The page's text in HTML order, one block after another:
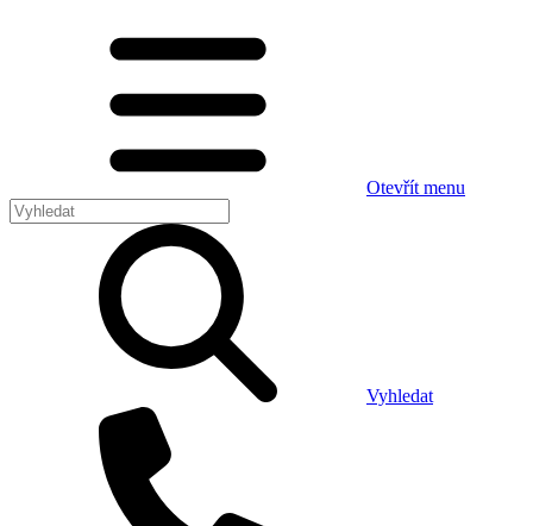
Otevřít menu
Vyhledat